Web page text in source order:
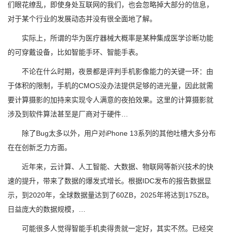
们眼花缭乱，即使身处互联网的我们，也会忽略掉大部分的信息，
对于某个行业的发展动态并没有很全面地了解。
实际上，所谓的华为医疗器械大概率是某种集成医学诊断功能
的可穿戴设备，比如智能手环、智能手表。
不论在什么时期，夜景都是评判手机影像能力的关键一环：由
于体积的限制，手机的CMOS没办法提供足够的进光量，因此就需
要计算摄影的加持来实现令人满意的夜拍效果。这里的计算摄影就
涉及到软件算法甚至是厂商对于硬件…
除了Bug太多以外，用户对iPhone 13系列的其他吐槽大多分布
在在创新乏力方面。
近年来，云计算、人工智能、大数据、物联网等新兴技术的快
速的提升，带来了数据的爆发式增长。根据IDC发布的报告数据显
示，到2020年，全球数据量达到了60ZB，2025年将达到175ZB。
日益庞大的数据规模，…
可能很多人觉得智能手机卖得贵就一定好，其实不然。已经突